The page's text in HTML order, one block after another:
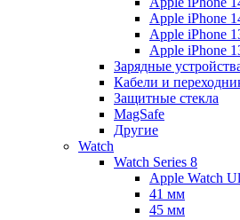
Apple iPhone
Apple iPhone
Apple iPhone
Зарядные
Кабели и
Защитные стекла
MagSafe
Другие
Watch
Watch Series 8
Apple Watch
41 мм
45 мм